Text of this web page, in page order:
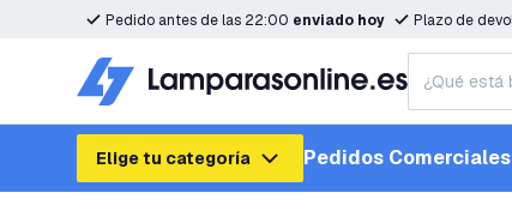
Pedido antes de las 22:00 enviado hoy Plazo de
Elige tu categoría Pedidos Comerciales